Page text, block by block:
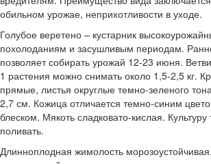
обильном урожае, неприхотливости в уходе.
Голубое веретено – кустарник
похолоданиям и засушливым периодам.
позволяет собирать урожай 12-23 июня.
1 растения можно снимать около 1,5-2,5 кг.
прямые, листья округлые темно-зеленого
2,7 см. Кожица отличается темно-синим
блеском. Мякоть сладковато-кислая. Культуру
поливать.
Длинноплодная жимолость